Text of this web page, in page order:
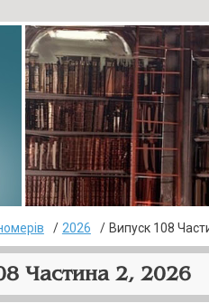
2026 Випуск 108
Частина 2, 2026